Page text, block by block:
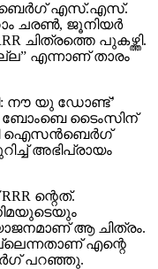
എസ്.എസ്.
ചരണ്‍, ജൂനിയര്‍
ചിത്രത്തെ പുകഴ്ത്തി.
എന്നാണ് താരം
നൗ യു ഡോണ്ട്’
ബോംബെ ടൈംസിന്
ഐസന്‍ബെര്‍ഗ്
അഭിപ്രായം
ന്റെത്.
ആ ചിത്രം.
എന്റെ
പറഞ്ഞു.